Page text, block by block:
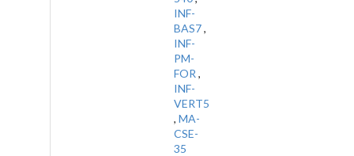
INF-
BAS7,
INF-
PM-
FOR ,
INF-
VERT5
, MA-
CSE-
35